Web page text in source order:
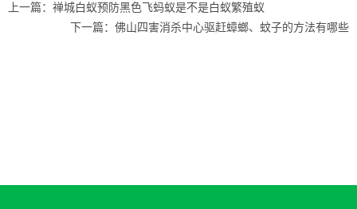
上一篇： 禅城白蚁预防黑色飞蚂蚁是不是白蚁繁殖蚁
下一篇： 佛山四害消杀中心驱赶蟑螂、蚊子的方法有哪些